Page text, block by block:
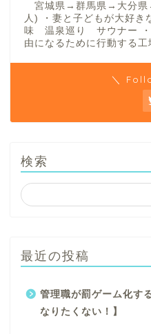
宮城県→群馬県→大分県
人) ・妻と子どもが大好き
味 温泉巡り サウナー ・
由になるために行動する工
＼
検索
最近の投稿
管理職が罰ゲーム化す
なりたくない！】